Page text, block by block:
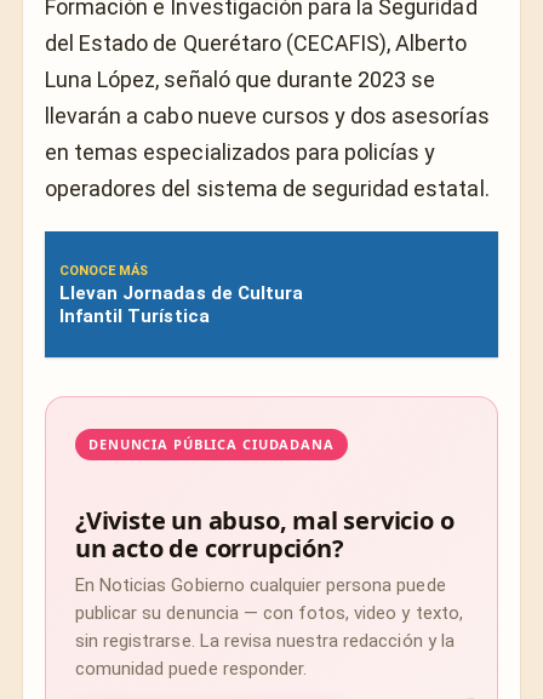
Formación e Investigación para la Seguridad
del Estado de Querétaro (CECAFIS), Alberto
Luna López, señaló que durante 2023 se
llevarán a cabo nueve cursos y dos asesorías
en temas especializados para policías y
operadores del sistema de seguridad estatal.
CONOCE MÁS
Llevan Jornadas de Cultura
Infantil Turística
DENUNCIA PÚBLICA CIUDADANA
¿Viviste un abuso, mal servicio o
un acto de corrupción?
En Noticias Gobierno cualquier persona puede
publicar su denuncia — con fotos, video y texto,
sin registrarse. La revisa nuestra redacción y la
comunidad puede responder.